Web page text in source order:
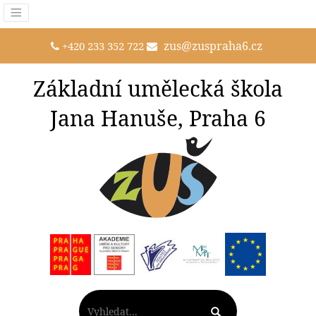
+420 233 352 722 zus@zuspraha6.cz
Základní umělecká škola
Jana Hanuše, Praha 6